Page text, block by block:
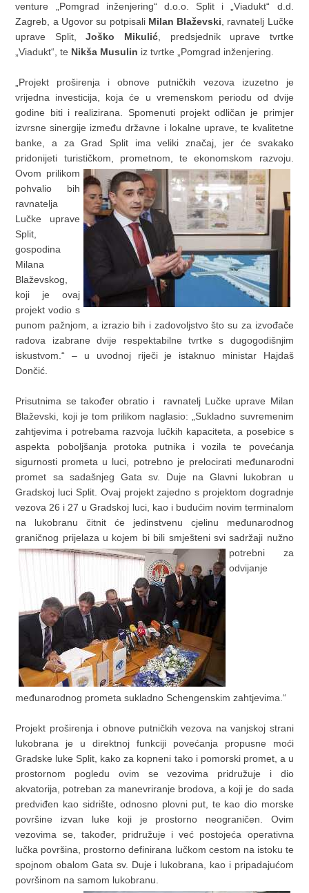
venture „Pomgrad inženjering“ d.o.o. Split i „Viadukt“ d.d.
Zagreb, a Ugovor su potpisali Milan Blaževski, ravnatelj Lučke
uprave Split,Joško Mikulić, predsjednik uprave tvrtke
„Viadukt“, te Nikša Musulin iz tvrtke „Pomgrad inženjering.
„Projekt proširenja i obnove putničkih vezova izuzetno je
vrijedna investicija, koja će u vremenskom periodu od dvije
godine biti i realizirana. Spomenuti projekt odličan je primjer
izvrsne sinergije između državne i lokalne uprave, te kvalitetne
banke, a za Grad Split ima veliki značaj, jer će svakako
pridonijeti turističkom, prometnom, te ekonomskom razvoju.
Ovom prilikom
pohvalio bih
ravnatelja
Lučke uprave
Split,
gospodina
Milana
Blaževskog,
koji je ovaj
projekt vodio s
punom pažnjom, a izrazio bih i zadovoljstvo što su za izvođače
radova izabrane dvije respektabilne tvrtke s dugogodišnjim
iskustvom.“ – u uvodnoj riječi je istaknuo ministar Hajdaš
Dončić.
Prisutnima se također obratio i ravnatelj Lučke uprave Milan
Blaževski, koji je tom prilikom naglasio: „Sukladno suvremenim
zahtjevima i potrebama razvoja lučkih kapaciteta, a posebice s
aspekta poboljšanja protoka putnika i vozila te povećanja
sigurnosti prometa u luci, potrebno je prelocirati međunarodni
promet sa sadašnjeg Gata sv. Duje na Glavni lukobran u
Gradskoj luci Split. Ovaj projekt zajedno s projektom dogradnje
vezova 26 i 27 u Gradskoj luci, kao i budućim novim terminalom
na lukobranu čitnit će jedinstvenu cjelinu međunarodnog
graničnog prijelaza u kojem bi bili smješteni svisadržaji nužno
potrebni za
odvijanje
međunarodnog prometa sukladno Schengenskim zahtjevima.“
Projekt proširenja i obnove putničkih vezova na vanjskoj strani
lukobrana je u direktnoj funkciji povećanja propusne moći
Gradske luke Split, kako za kopneni tako i pomorski promet, a u
prostornom pogledu ovim se vezovima pridružuje i dio
akvatorija, potreban za manevriranje brodova, a koji je do sada
predviđen kao sidrište, odnosno plovni put, te kao dio morske
površine izvan luke koji je prostorno neograničen. Ovim
vezovima se, također, pridružuje i već postojeća operativna
lučka površina, prostorno definirana lučkom cestom na istoku te
spojnom obalom Gata sv. Duje i lukobrana, kao i pripadajućom
površinom na samom lukobranu.